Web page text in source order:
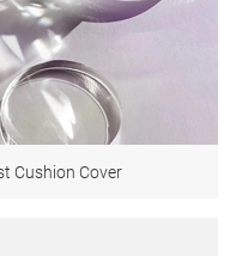
Cushion Cover